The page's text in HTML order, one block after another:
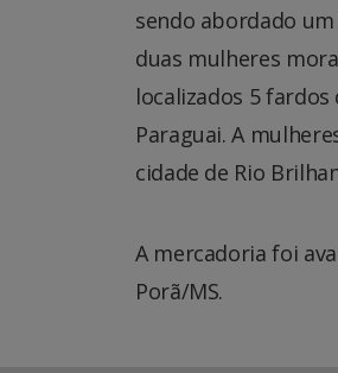
sendo abordado
duas mulheres
localizados 5
Paraguai. A
cidade de Rio
A mercadoria foi
Porã/MS.